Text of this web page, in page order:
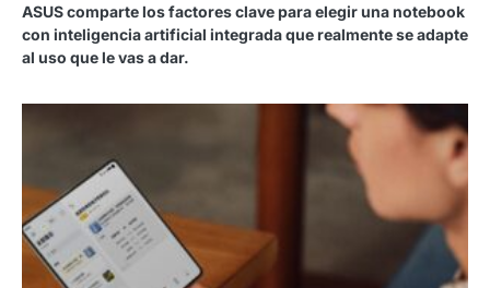
ASUS comparte los factores clave para elegir una notebook
con inteligencia artificial integrada que realmente se adapte
al uso que le vas a dar.